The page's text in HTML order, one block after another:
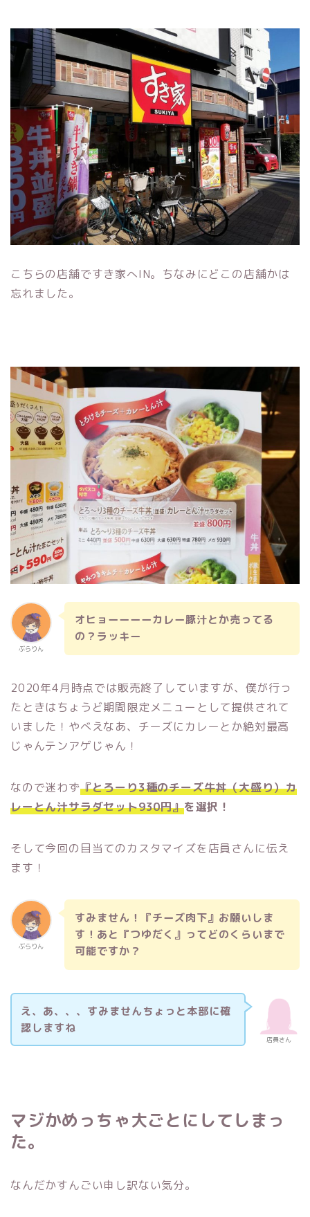
こちらの店舗ですき家へIN。ちなみにどこの店舗かは
忘れました。
ぶらりん
オヒョーーーーカレー豚汁とか売ってる
の？ラッキー
2020年4月時点では販売終了していますが、僕が行っ
たときはちょうど期間限定メニューとして提供されて
いました！やべえなあ、チーズにカレーとか絶対最高
じゃんテンアゲじゃん！
なので迷わず『とろーり3種のチーズ牛丼（大盛り）カ
レーとん汁サラダセット930円』を選択！
そして今回の目当てのカスタマイズを店員さんに伝え
ます！
ぶらりん
すみません！『チーズ肉下』お願いしま
す！あと『つゆだく』ってどのくらいまで
可能ですか？
店員さん
え、あ、、、すみませんちょっと本部に確
認しますね
マジかめっちゃ大ごとにしてしまっ
た。
なんだかすんごい申し訳ない気分。